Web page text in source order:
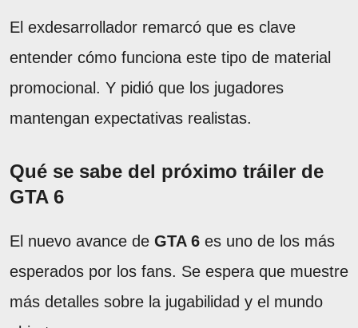
El exdesarrollador remarcó que es clave
entender cómo funciona este tipo de material
promocional. Y pidió que los jugadores
mantengan expectativas realistas.
Qué se sabe del próximo tráiler de
GTA 6
El nuevo avance de GTA 6 es uno de los más
esperados por los fans. Se espera que muestre
más detalles sobre la jugabilidad y el mundo